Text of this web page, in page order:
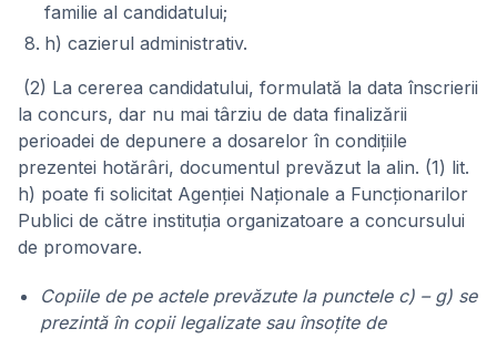
familie al candidatului;
h) cazierul administrativ.
(2) La cererea candidatului, formulată la data înscrierii
la concurs, dar nu mai târziu de data finalizării
perioadei de depunere a dosarelor în condiţiile
prezentei hotărâri, documentul prevăzut la alin. (1) lit.
h) poate fi solicitat Agenţiei Naţionale a Funcţionarilor
Publici de către instituţia organizatoare a concursului
de promovare.
Copiile de pe actele prevăzute la punctele c) – g) se
prezintă în copii legalizate sau însoţite de